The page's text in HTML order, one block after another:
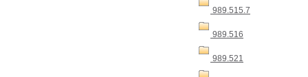
989.515.7
989.516
989.521